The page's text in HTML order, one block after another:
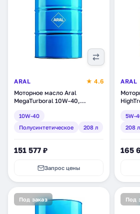
ARAL
★ 4.6
Моторное масло Aral
MegaTurboral 10W-40,
(23937)
10W-40
Полусинтетическое
208 л
151 577 ₽
Запрос цены
ARAL
5W-
208 л
165
Под заказ Под